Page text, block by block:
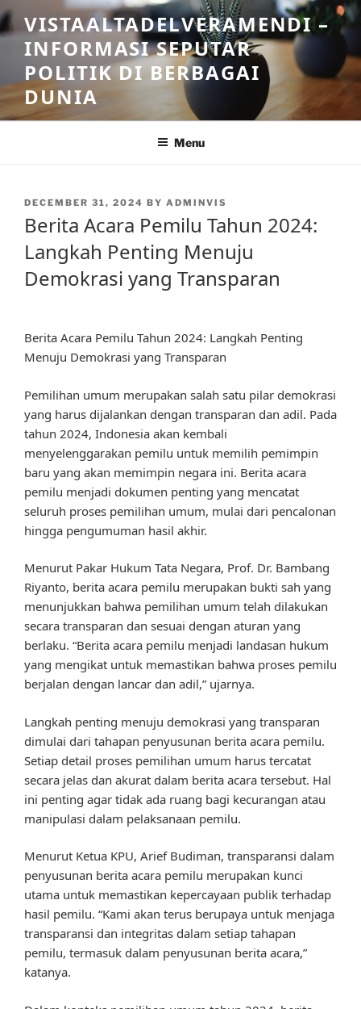
Skip
to
content
VISTAALTADELVERAMENDI –
INFORMASI SEPUTAR
POLITIK DI BERBAGAI
DUNIA
Menu
POSTED
DECEMBER 31, 2024 BY ADMINVIS
Berita Acara Pemilu Tahun 2024:
Langkah Penting Menuju
Demokrasi yang Transparan
Berita Acara Pemilu Tahun 2024: Langkah Penting
Menuju Demokrasi yang Transparan
Pemilihan umum merupakan salah satu pilar demokrasi
yang harus dijalankan dengan transparan dan adil. Pada
tahun 2024, Indonesia akan kembali
menyelenggarakan pemilu untuk memilih pemimpin
baru yang akan memimpin negara ini. Berita acara
pemilu menjadi dokumen penting yang mencatat
seluruh proses pemilihan umum, mulai dari pencalonan
hingga pengumuman hasil akhir.
Menurut Pakar Hukum Tata Negara, Prof. Dr. Bambang
Riyanto, berita acara pemilu merupakan bukti sah yang
menunjukkan bahwa pemilihan umum telah dilakukan
secara transparan dan sesuai dengan aturan yang
berlaku. “Berita acara pemilu menjadi landasan hukum
yang mengikat untuk memastikan bahwa proses pemilu
berjalan dengan lancar dan adil,” ujarnya.
Langkah penting menuju demokrasi yang transparan
dimulai dari tahapan penyusunan berita acara pemilu.
Setiap detail proses pemilihan umum harus tercatat
secara jelas dan akurat dalam berita acara tersebut. Hal
ini penting agar tidak ada ruang bagi kecurangan atau
manipulasi dalam pelaksanaan pemilu.
Menurut Ketua KPU, Arief Budiman, transparansi dalam
penyusunan berita acara pemilu merupakan kunci
utama untuk memastikan kepercayaan publik terhadap
hasil pemilu. “Kami akan terus berupaya untuk menjaga
transparansi dan integritas dalam setiap tahapan
pemilu, termasuk dalam penyusunan berita acara,”
katanya.